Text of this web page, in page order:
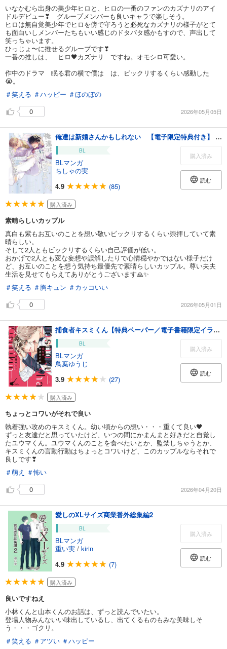
いなかむら出身の美少年ヒロと、ヒロの一番のファンのカズナリのアイ
ドルデビュー❣ グループメンバーも良いキャラで楽しそう。
ヒロは無自覚美少年でヒロを傍で守ろうと必死なカズナリの様子がとて
も面白いしメンバーたちもいい感じのドタバタ感かもすので、声出して
笑っちゃいます。
ひっじょ〜に推せるグループです❣
一番の推しは、 ヒロ🖤カズナリ ですね。オモシロ可愛い。
作中のドラマ 眠る君の横で僕は は、ビックリするくらい感動した
😭。
＃笑える ＃ハッピー ＃ほのぼの
0
2026年05月05日
俺達は新婚さんかもしれない 【電子限定特典付き】 (4)
BL
BLマンガ
ちしゃの実
4.9
(85)
購入済み
読む
購入済み
素晴らしいカップル
真白も紫もお互いのことを想い敬いビックリするくらい崇拝していて素
晴らしい。
そして2人ともビックリするくらい自己評価が低い。
おかげで2人とも変な妄想や誤解したりで心情穏やかではない様子だけ
ど、お互いのことを想う気持ち最優先で素晴らしいカップル。尊い夫夫
生活を見せてもらえてありがとうございます🙏✨️
＃笑える ＃胸キュン ＃カッコいい
0
2026年05月01日
捕食者キスミくん【特典ペーパー／電子書籍限定イラスト付】
BL
BLマンガ
鳥葉ゆうじ
3.9
(27)
購入済み
読む
購入済み
ちょっとコワいがそれで良い
執着強い攻めのキスミくん。幼い頃からの想い・・・重くて良い🖤
ずっと友達だと思っていたけど、いつの間にかまんまと好きだと自覚し
たユウマくん。ユウマくんのことを食べたいとか、監禁しちゃうとか、
キスミくんの言動行動はちょっとコワいけど、このカップルならそれで
良しです❣
＃萌え ＃怖い
0
2026年04月20日
愛しのXLサイズ商業番外総集編2
BL
BLマンガ
重い実 / kirin
4.9
(7)
購入済み
読む
購入済み
良いですねえ
小林くんと山本くんのお話は、ずっと読んでいたい。
登場人物みんないい味出しているし、出てくるものもみな美味しそ
う・・・ゴクリ。
＃笑える ＃アツい ＃ハッピー